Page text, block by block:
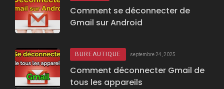
Comment se déconnecter de
Gmail sur Android
BUREAUTIQUE septembre 24, 2025
Comment déconnecter Gmail de
tous les appareils